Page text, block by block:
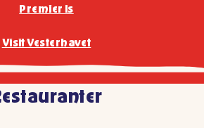
Premier Is
Visit Vesterhavet